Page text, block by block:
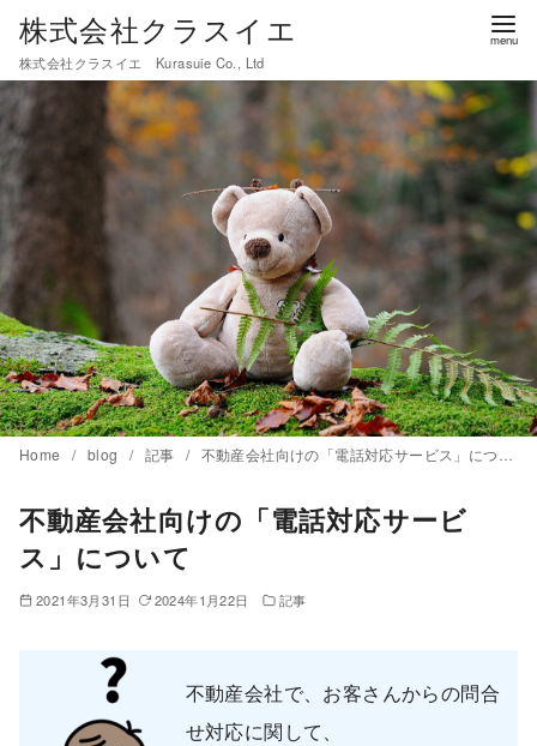
テ
ン
ツ
へ
動
株式会社クラスイエ
株式会社クラスイエ Kurasuie Co., Ltd
Home blog 記事 不動産会社向けの「電話対応サービス」について
不動産会社向けの「電話対応サービ
ス」について
2021年3月31日 2024年1月22日 記事
不動産会社で、お客さんからの問合
せ対応に関して、